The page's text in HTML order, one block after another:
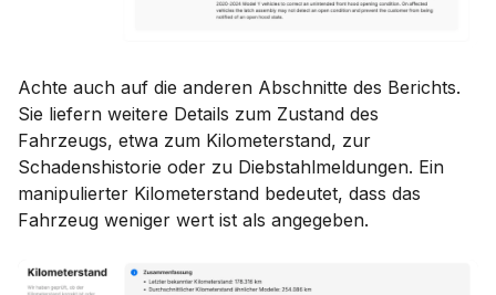
Achte auch auf die anderen Abschnitte des Berichts.
Sie liefern weitere Details zum Zustand des
Fahrzeugs, etwa zum Kilometerstand, zur
Schadenshistorie oder zu Diebstahlmeldungen. Ein
manipulierter Kilometerstand bedeutet, dass das
Fahrzeug weniger wert ist als angegeben.